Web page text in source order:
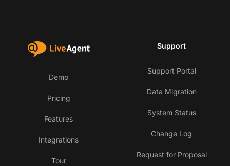
Demo
Pricing
Features
Integrations
Tour
Support
Support Portal
Data Migration
System Status
Change Log
Request for Proposal